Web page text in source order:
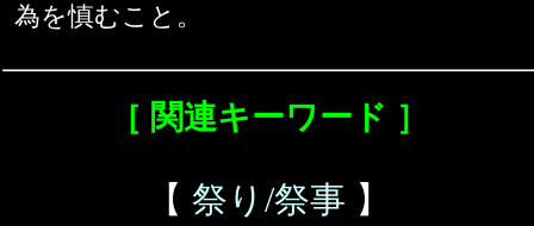
為を慎むこと。
［ 関連キーワード ］
【 祭り/祭事 】